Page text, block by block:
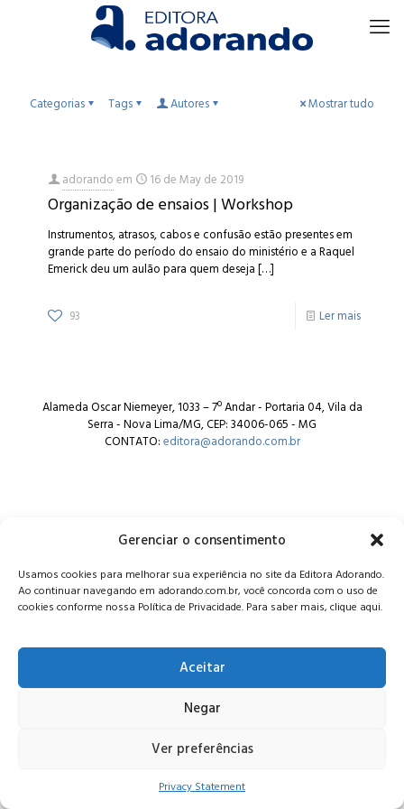
Gerenciar o consentimento
Usamos cookies para melhorar sua experiência no site da Editora Adorando.
Ao continuar navegando em adorando.com.br, você concorda com o uso de
cookies conforme nossa Política de Privacidade. Para saber mais, clique aqui.
Aceitar
Negar
Ver preferências
Privacy Statement
Categorias Tags Autores Mostrar tudo
adorandoem 16 de May de 2019
Organização de ensaios | Workshop
Instrumentos, atrasos, cabos e confusão estão presentes em
grande parte do período do ensaio do ministério e a Raquel
Emerick deu um aulão para quem deseja[…]
93 Ler mais
Alameda Oscar Niemeyer, 1033 – 7º Andar - Portaria 04, Vila da
Serra - Nova Lima/MG, CEP: 34006-065 - MG
CONTATO:editora@adorando.com.br
© Editora Adorando 2026. Todos os direitos reservados.
Consulte nossapolítica de privacidade.